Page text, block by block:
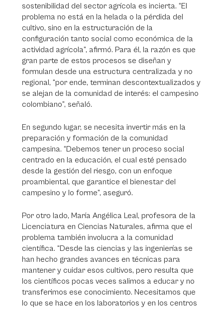
sostenibilidad del sector agrícola es incierta. “El
problema no está en la helada o la pérdida del
cultivo, sino en la estructuración de la
configuración tanto social como económica de la
actividad agrícola”, afirmó. Para él, la razón es que
gran parte de estos procesos se diseñan y
formulan desde una estructura centralizada y no
regional, “por ende, terminan descontextualizados y
se alejan de la comunidad de interés: el campesino
colombiano”, señaló.
En segundo lugar, se necesita invertir más en la
preparación y formación de la comunidad
campesina. “Debemos tener un proceso social
centrado en la educación, el cual esté pensado
desde la gestión del riesgo, con un enfoque
proambiental, que garantice el bienestar del
campesino y lo forme”, aseguró.
Por otro lado, María Angélica Leal, profesora de la
Licenciatura en Ciencias Naturales, afirma que el
problema también involucra a la comunidad
científica. “Desde las ciencias y las ingenierías se
han hecho grandes avances en técnicas para
mantener y cuidar esos cultivos, pero resulta que
los científicos pocas veces salimos a educar y no
transferimos ese conocimiento. Necesitamos que
lo que se hace en los laboratorios y en los centros